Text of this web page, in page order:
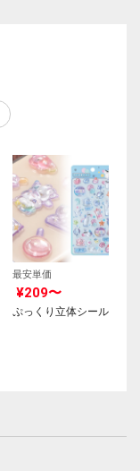
最安単価
¥209〜
ぷっくり立体シール